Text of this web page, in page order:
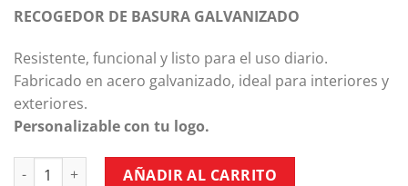
RECOGEDOR DE BASURA GALVANIZADO
Resistente, funcional y listo para el uso diario.
Fabricado en acero galvanizado, ideal para interiores y
exteriores.
Personalizable con tu logo.
Recogedor de Basura cantidadAÑADIR AL CARRITO